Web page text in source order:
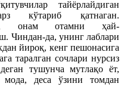
тайёр­лай­­­диган
кўтариб қат­на­ган.
онам отамни ҳай­
Чиндан-да, унинг лаблари
йироқ, кенг пешонасига
таралган сочлари нурсиз
тушунча мутлақо ёт,
мода, деса ўзини томдан